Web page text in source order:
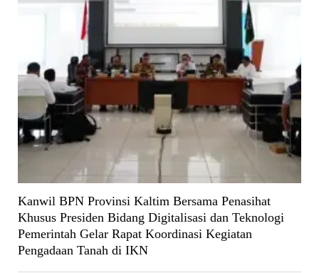
Kanwil BPN Provinsi Kaltim Bersama Penasihat
Khusus Presiden Bidang Digitalisasi dan Teknologi
Pemerintah Gelar Rapat Koordinasi Kegiatan
Pengadaan Tanah di IKN